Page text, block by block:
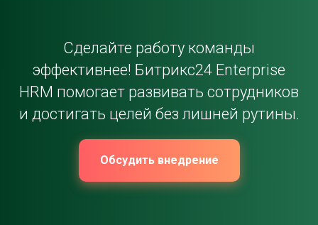
Сделайте работу команды
эффективнее! Битрикс24 Enterprise
HRM помогает развивать сотрудников
и достигать целей без лишней рутины.
Обсудить внедрение